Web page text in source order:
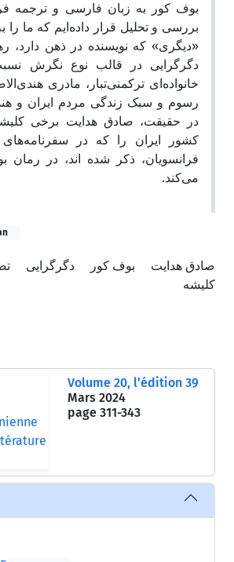
بوف کور به زبان فارسی و ترجمه
بررسی و تحلیل قرار داده‌ایم که ما را
«دیگری» که نویسنده در ذهن دارد،
دگر‌گرایی در قالب نوع نگرش
خانواده‌ای ترکمنی‌تبار، مادری
رسوم و سبک زندگی مردم ایران و
در حقیقت، صادق هدایت برخی
کشور ایران را که در سفرنامه‌های
فرانسویان، ذکر ‌شده اند، در رمان
می‌کند.
صادق هدایت بوف کور دگر‌گرایی
کلیشه
Volume 20, l’édition 39
Mars 2024
page 311-343